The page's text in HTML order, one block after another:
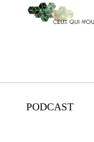
PODCAST